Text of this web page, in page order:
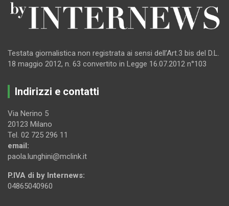
Testata giornalistica non registrata ai sensi dell’Art.3 bis del D.L.
18 maggio 2012, n. 63 convertito in Legge 16.07.2012 n°103
Indirizzi e contatti
Via Nerino 5
20123 Milano
Tel. 02 725 296 11
email:
paola.lunghini@mclink.it
P.IVA di by Internews:
04865040960